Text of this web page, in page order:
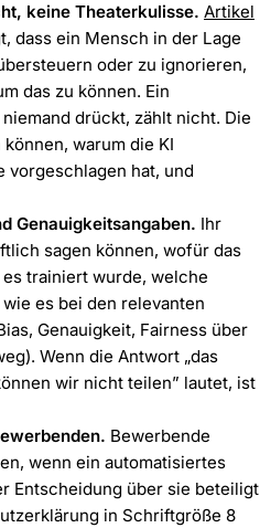
keine Theaterkulisse. Artikel
dass ein Mensch in der Lage
oder zu ignorieren,
das zu können. Ein
drückt, zählt nicht. Die
warum die KI
vorgeschlagen hat, und
Genauigkeitsangaben. Ihr
sagen können, wofür das
trainiert wurde, welche
es bei den relevanten
Genauigkeit, Fairness über
Wenn die Antwort „das
wir nicht teilen” lautet, ist
Bewerbende
wenn ein automatisiertes
Entscheidung über sie beteiligt
in Schriftgröße 8